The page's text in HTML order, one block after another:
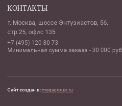
КОНТАКТЫ
г. Москва, шоссе Энтузиастов, 56,
стр.25, офис 135
+7 (495) 120-80-73
Минимальная сумма заказа - 30 000 руб
Сайт создан в:megagroup.ru